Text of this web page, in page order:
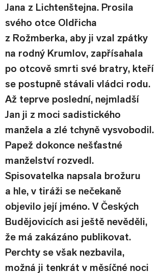
Jana z Lichtenštejna. Prosila
svého otce Oldřicha
z Rožmberka, aby ji vzal zpátky
na rodný Krumlov, zapřísahala
po otcově smrti své bratry, kteří
se postupně stávali vládci rodu.
Až teprve poslední, nejmladší
Jan ji z moci sadistického
manžela a zlé tchyně vysvobodil.
Papež dokonce nešťastné
manželství rozvedl.
Spisovatelka napsala brožuru
a hle, v tiráži se nečekaně
objevilo její jméno. V Českých
Budějovicích asi ještě nevěděli,
že má zakázáno publikovat.
Perchty se však nezbavila,
možná ji tenkrát v měsíčné noci